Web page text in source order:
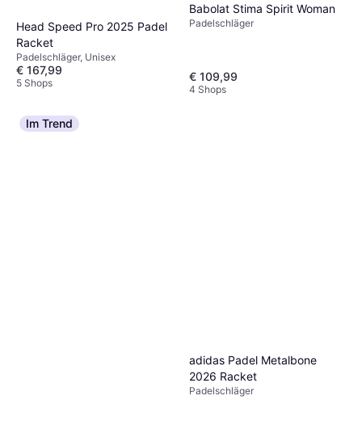
Head Speed Pro 2025 Padel
Racket
Padelschläger, Unisex
€ 167,99
5 Shops
Babolat Stima Spirit Woman
Padelschläger
€ 109,99
4 Shops
Im Trend
adidas Padel Metalbone
2026 Racket
Padelschläger